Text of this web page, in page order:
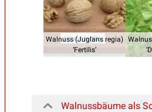
Walnuss (Juglans regia)
‘Fertilis’
Walnussbäume als